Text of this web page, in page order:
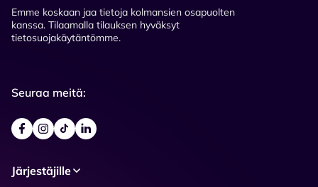
Emme koskaan jaa tietoja kolmansien osapuolten
kanssa. Tilaamalla tilauksen hyväksyt
tietosuojakäytäntömme.
Seuraa meitä:
Järjestäjille